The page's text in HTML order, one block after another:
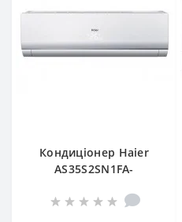
Кондиціонер Haier
AS35S2SN1FA-